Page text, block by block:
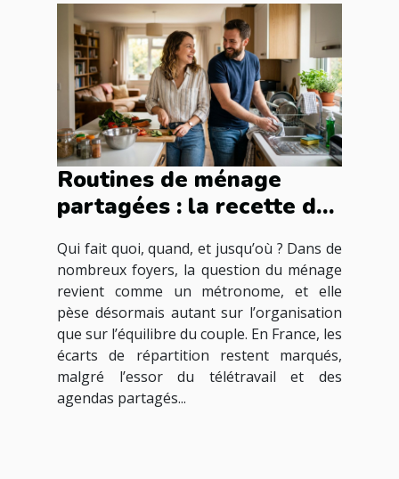
Routines de ménage
partagées : la recette du
Qui fait quoi, quand, et jusqu’où ? Dans de
nombreux foyers, la question du ménage
revient comme un métronome, et elle
pèse désormais autant sur l’organisation
que sur l’équilibre du couple. En France, les
écarts de répartition restent marqués,
malgré l’essor du télétravail et des
agendas partagés...